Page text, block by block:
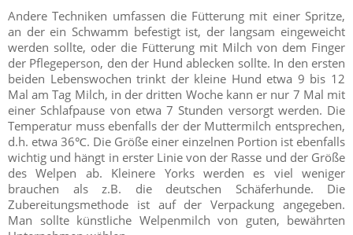
Andere Techniken umfassen die Fütterung mit einer Spritze,
an der ein Schwamm befestigt ist, der langsam eingeweicht
werden sollte, oder die Fütterung mit Milch von dem Finger
der Pflegeperson, den der Hund ablecken sollte. In den ersten
beiden Lebenswochen trinkt der kleine Hund etwa 9 bis 12
Mal am Tag Milch, in der dritten Woche kann er nur 7 Mal mit
einer Schlafpause von etwa 7 Stunden versorgt werden. Die
Temperatur muss ebenfalls der der Muttermilch entsprechen,
d.h. etwa 36℃. Die Größe einer einzelnen Portion ist ebenfalls
wichtig und hängt in erster Linie von der Rasse und der Größe
des Welpen ab. Kleinere Yorks werden es viel weniger
brauchen als z.B. die deutschen Schäferhunde. Die
Zubereitungsmethode ist auf der Verpackung angegeben.
Man sollte künstliche Welpenmilch von guten, bewährten